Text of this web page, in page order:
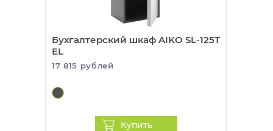
Бухгалтерский шкаф AIKO SL-125Т
EL
17 815 рублей
Купить